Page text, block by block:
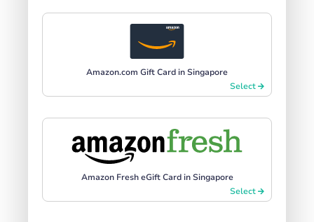
Amazon.com Gift Card in Singapore
Select
Amazon Fresh eGift Card in Singapore
Select